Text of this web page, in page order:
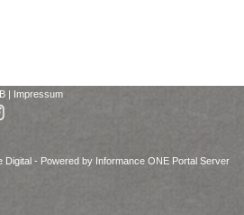
| Impressum
Digital - Powered by Informance ONE Portal Server